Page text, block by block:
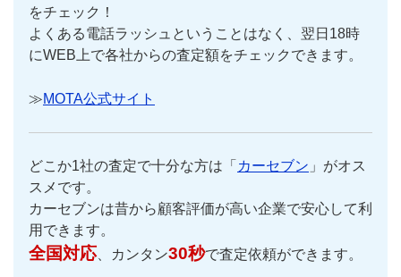
をチェック！
よくある電話ラッシュということはなく、翌日18時
にWEB上で各社からの査定額をチェックできます。
≫MOTA公式サイト
どこか1社の査定で十分な方は「 カーセブン 」がオス
スメです。
カーセブンは昔から顧客評価が高い企業で安心して利
用できます。
全国対応、カンタン30秒で査定依頼ができます。